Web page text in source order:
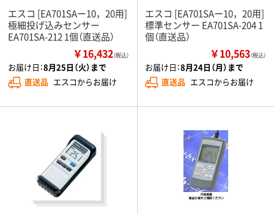
エスコ [EA701SAー10，20用]
極細投げ込みセンサー
EA701SA-212 1個（直送品）
￥16,432（税込）
お届け日：8月25日（火）まで
直送品 エスコからお届け
エスコ [EA701SAー10，20用]
標準センサー EA701SA-204 1
個（直送品）
￥10,563（税込）
お届け日：8月24日（月）まで
直送品 エスコからお届け